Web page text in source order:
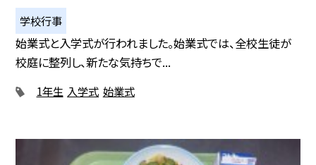
学校行事
始業式と入学式が行われました。始業式では、全校生徒が
校庭に整列し、新たな気持ちで...
1年生 入学式 始業式